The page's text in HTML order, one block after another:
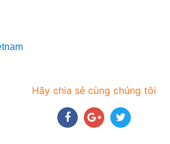
Hãy chia sẻ cùng chúng tôi